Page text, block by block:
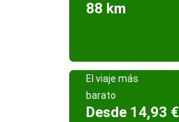
88 km
El viaje más
barato
Desde 14,93 €